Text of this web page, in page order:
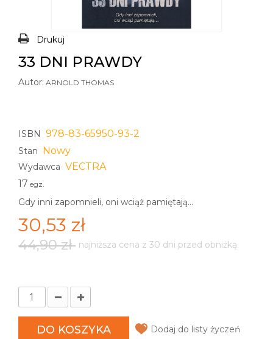
Drukuj
33 DNI PRAWDY
Autor: ARNOLD THOMAS
ISBN 978-83-65950-93-2
Stan Nowy
Wydawca VECTRA
17 egz.
Gdy inni zapomnieli, oni wciąż pamiętają...
30,53 zł
44,90 zł najniższa cena z 30 dni przed obniżką
DO KOSZYKA Dodaj do listy życzeń